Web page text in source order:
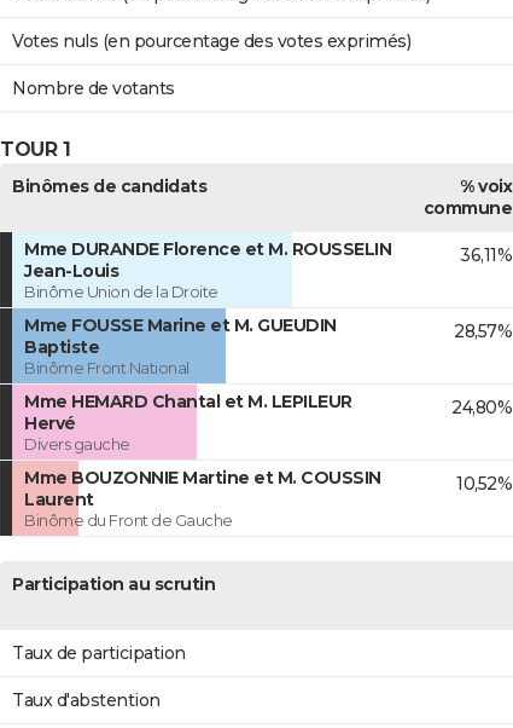
Votes nuls (en pourcentage des votes exprimés)
Nombre de votants
TOUR 1
Binômes de candidats
% voix
commune
Mme DURANDE Florence et M. ROUSSELIN
Jean-Louis
Binôme Union de la Droite
36,11%
Mme FOUSSE Marine et M. GUEUDIN
Baptiste
Binôme Front National
28,57%
Mme HEMARD Chantal et M. LEPILEUR
Hervé
Divers gauche
24,80%
Mme BOUZONNIE Martine et M. COUSSIN
Laurent
Binôme du Front de Gauche
10,52%
Participation au scrutin
Taux de participation
Taux d'abstention